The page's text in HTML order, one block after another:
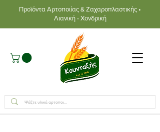
Προϊόντα Αρτοποιίας & Ζαχαροπλαστικής •
Λιανική - Χονδρική